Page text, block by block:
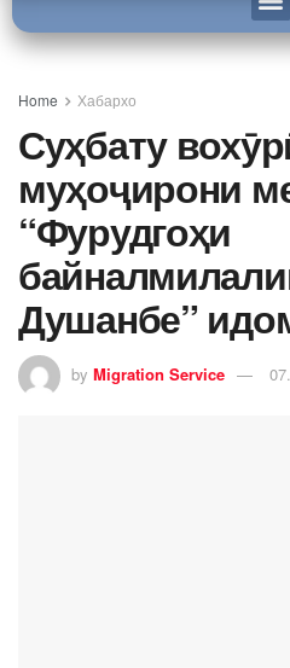
Home Хабархо
Суҳбату
муҳоҷирони
“Фурудгоҳи
Душанбе”
by Migration Service